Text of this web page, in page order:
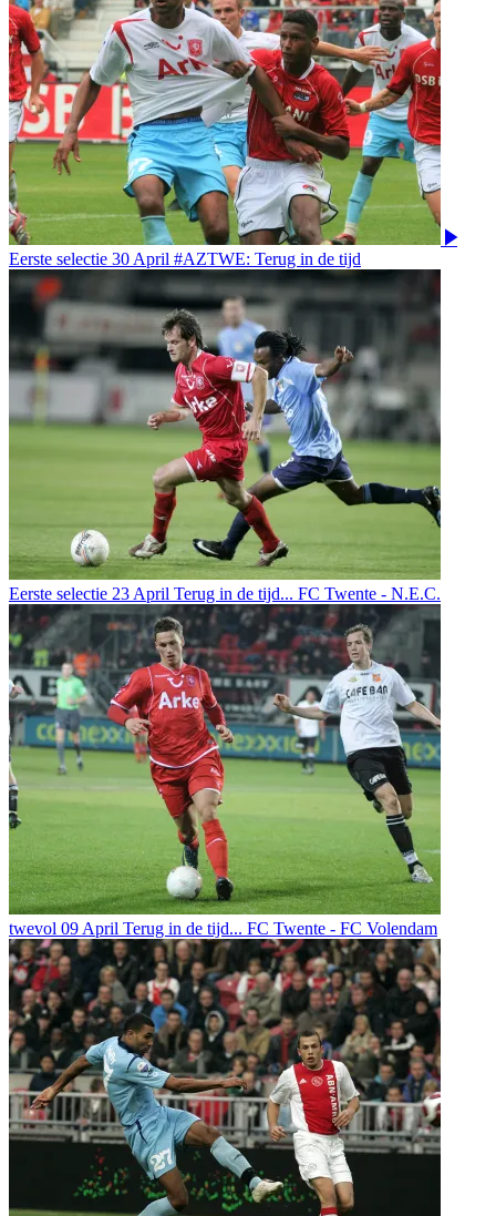
Eerste selectie 30 April #AZTWE: Terug in de tijd
Eerste selectie 23 April Terug in de tijd... FC Twente - N.E.C.
twevol 09 April Terug in de tijd... FC Twente - FC Volendam